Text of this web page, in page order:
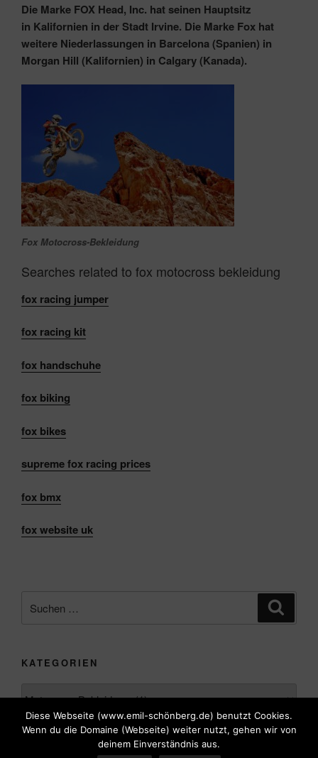
Die Marke FOX Head, Inc. hat seinen Hauptsitz
in Kalifornien in der Stadt Irvine. Die Marke Fox hat
weitere Niederlassungen in Barcelona (Spanien) in
Morgan Hill (Kalifornien) in Calgary (Kanada).
Fox Motocross-Bekleidung
Searches related to fox motocross bekleidung
fox racing jumper
fox racing kit
fox handschuhe
fox biking
fox bikes
supremefox racing prices
fox bmx
foxwebsite uk
nach:
KATEGORIEN
Diese Webseite (www.emil-schönberg.de) benutzt Cookies.
Wenn du die Domaine (Webseite) weiter nutzt, gehen wir von
deinem Einverständnis aus.